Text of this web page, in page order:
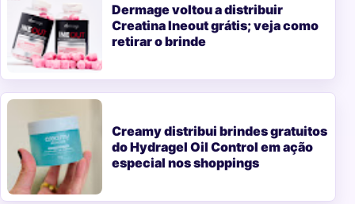
Dermage voltou a distribuir
Creatina Ineout grátis; veja como
retirar o brinde
Creamy distribui brindes gratuitos
do Hydragel Oil Control em ação
especial nos shoppings